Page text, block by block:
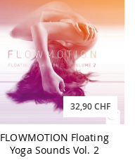
32,90 CHF
FLOWMOTION Floating
Yoga Sounds Vol. 2